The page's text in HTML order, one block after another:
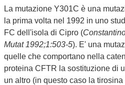
La mutazione Y301C è una
la prima volta nel 1992 in uno
FC dell'isola di Cipro (
Mutat 1992;1:503-5). E' una
quelle che comportano nella
proteina CFTR la sostituzione di
un altro (in questo caso la